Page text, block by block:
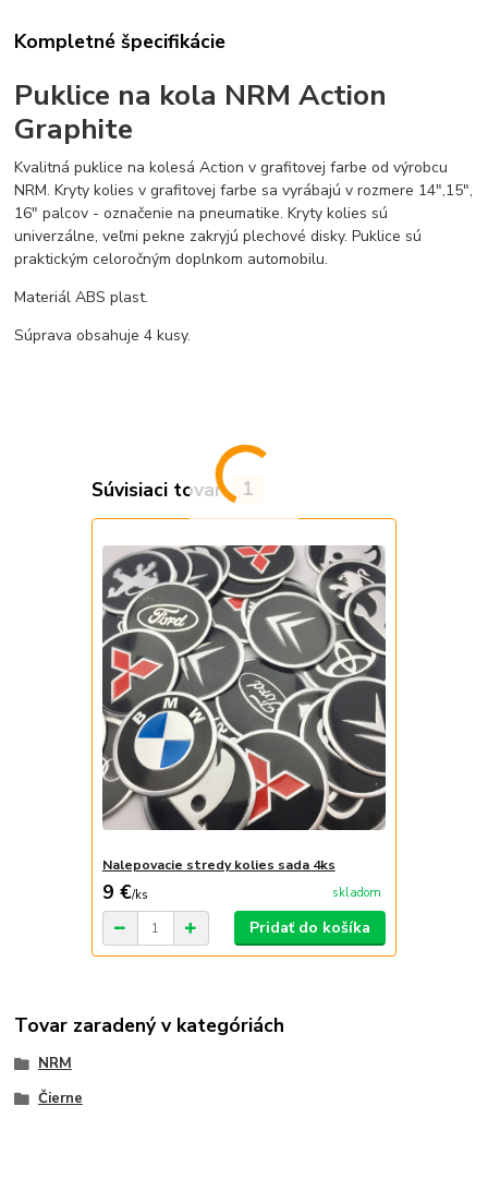
Kompletné špecifikácie
Puklice na kola NRM Action
Graphite
Kvalitná puklice na kolesá Action v grafitovej farbe od výrobcu
NRM. Kryty kolies v grafitovej farbe sa vyrábajú v rozmere 14",15",
16" palcov - označenie na pneumatike. Kryty kolies sú
univerzálne, veľmi pekne zakryjú plechové disky. Puklice sú
praktickým celoročným doplnkom automobilu.
Materiál ABS plast.
Súprava obsahuje 4 kusy.
Súvisiaci tovar 1
Nalepovacie stredy kolies sada 4ks
9 €/ks skladom
Pridať do košíka
Tovar zaradený v kategóriách
NRM
Čierne